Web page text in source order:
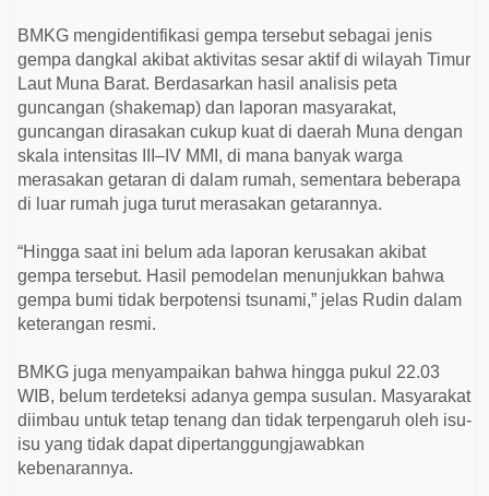
t
a
p
T
e
n
a
n
g
BMKG mengidentifikasi gempa tersebut sebagai jenis
gempa dangkal akibat aktivitas sesar aktif di wilayah Timur
Laut Muna Barat. Berdasarkan hasil analisis peta
guncangan (shakemap) dan laporan masyarakat,
guncangan dirasakan cukup kuat di daerah Muna dengan
skala intensitas III–IV MMI, di mana banyak warga
merasakan getaran di dalam rumah, sementara beberapa
di luar rumah juga turut merasakan getarannya.
“Hingga saat ini belum ada laporan kerusakan akibat
gempa tersebut. Hasil pemodelan menunjukkan bahwa
gempa bumi tidak berpotensi tsunami,” jelas Rudin dalam
keterangan resmi.
BMKG juga menyampaikan bahwa hingga pukul 22.03
WIB, belum terdeteksi adanya gempa susulan. Masyarakat
diimbau untuk tetap tenang dan tidak terpengaruh oleh isu-
isu yang tidak dapat dipertanggungjawabkan
kebenarannya.